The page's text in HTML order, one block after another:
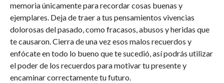
memoria únicamente para recordar cosas buenas y
ejemplares. Deja de traer a tus pensamientos vivencias
dolorosas del pasado, como fracasos, abusos y heridas que
te causaron. Cierra de una vez esos malos recuerdos y
enfócate en todo lo bueno que te sucedió, así podrás utilizar
el poder de los recuerdos para motivar tu presente y
encaminar correctamente tu futuro.